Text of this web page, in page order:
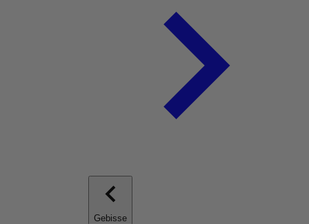
Gebisse